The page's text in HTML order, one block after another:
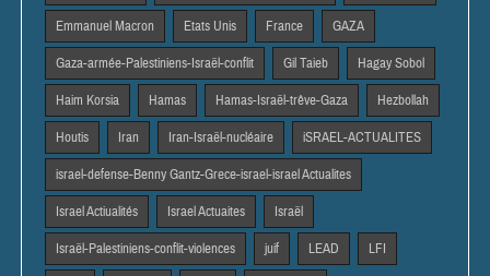
Emmanuel Macron Etats Unis France GAZA
Gaza-armée-Palestiniens-Israël-conflit Gil Taieb Hagay Sobol
Haim Korsia Hamas Hamas-Israël-trêve-Gaza Hezbollah
Houtis Iran Iran-Israël-nucléaire iSRAEL-ACTUALITES
israel-defense-Benny Gantz-Grece-israel-israel Actualites
Israel Actiualités Israel Actuaites Israël
Israël-Palestiniens-conflit-violences juif LEAD LFI